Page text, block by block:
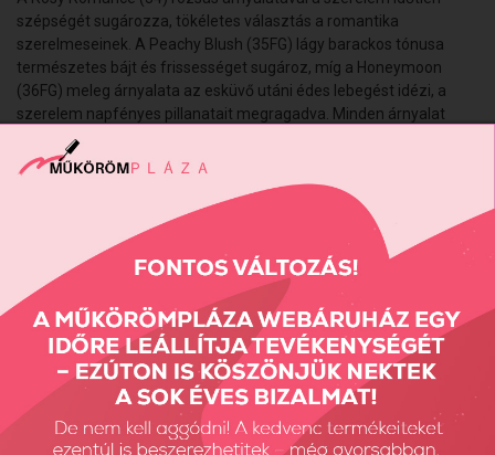
szépségét sugározza, tökéletes választás a romantika
szerelmeseinek. A Peachy Blush (35FG) lágy barackos tónusa
természetes bájt és frissességet sugároz, míg a Honeymoon
(36FG) meleg árnyalata az esküvő utáni édes lebegést idézi, a
szerelem napfényes pillanatait megragadva. Minden árnyalat
egyedi ragyogást és eleganciát kölcsönöz a körmöknek, hogy a
menyasszonyi szépség a kezeken is életre kelhessen.
Kötési ideje UV-ban 2-3 perc, LED-ben 1-2 perc.
Vissza: MarilyNails újdonságok
Előző termék Következő termék